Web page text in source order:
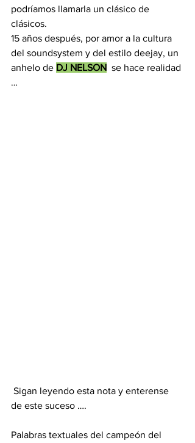
podríamos llamarla un clásico de
clásicos.
15 años después, por amor a la cultura
del soundsystem y del estilo deejay, un
anhelo de DJ NELSON
  se hace realidad
…
de este suceso ….
Palabras textuales del campeón del